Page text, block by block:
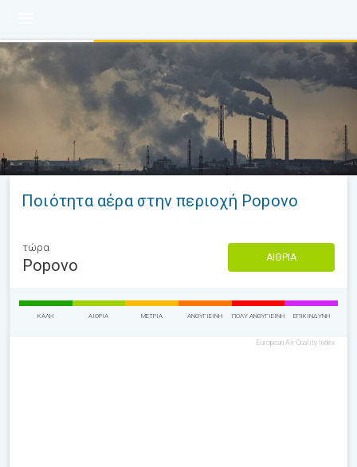
Ποιότητα αέρα στην περιοχή Popovo
τώρα
Popovo ΑΊΘΡΙΑ
ΚΑΛΉ ΑΊΘΡΙΑ ΜΈΤΡΙΑ ΑΝΘΥΓΙΕΙΝΉ ΠΟΛΎ ΑΝΘΥΓΙΕΙΝΉ ΕΠΙΚΊΝΔΥΝΗ
European Air Quality Index